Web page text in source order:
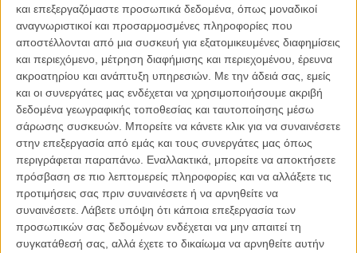
και επεξεργαζόμαστε προσωπικά δεδομένα, όπως μοναδικοί
αναγνωριστικοί και προσαρμοσμένες πληροφορίες που
αποστέλλονται από μια συσκευή για εξατομικευμένες διαφημίσεις
και περιεχόμενο, μέτρηση διαφήμισης και περιεχομένου, έρευνα
ακροατηρίου και ανάπτυξη υπηρεσιών. Με την άδειά σας, εμείς
και οι συνεργάτες μας ενδέχεται να χρησιμοποιήσουμε ακριβή
δεδομένα γεωγραφικής τοποθεσίας και ταυτοποίησης μέσω
σάρωσης συσκευών. Μπορείτε να κάνετε κλικ για να συναινέσετε
στην επεξεργασία από εμάς και τους συνεργάτες μας όπως
περιγράφεται παραπάνω. Εναλλακτικά, μπορείτε να αποκτήσετε
πρόσβαση σε πιο λεπτομερείς πληροφορίες και να αλλάξετε τις
προτιμήσεις σας πριν συναινέσετε ή να αρνηθείτε να
συναινέσετε. Λάβετε υπόψη ότι κάποια επεξεργασία των
προσωπικών σας δεδομένων ενδέχεται να μην απαιτεί τη
συγκατάθεσή σας, αλλά έχετε το δικαίωμα να αρνηθείτε αυτήν